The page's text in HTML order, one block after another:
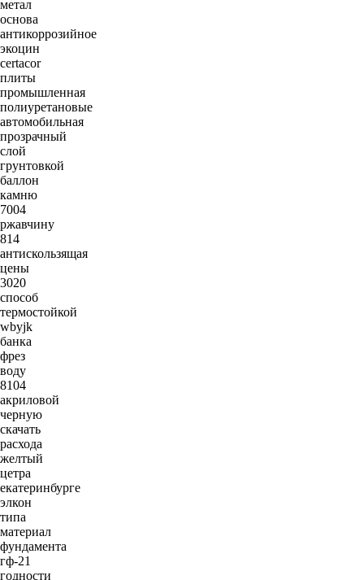
метал
основа
антикоррозийное
экоцин
certacor
плиты
промышленная
полиуретановые
автомобильная
прозрачный
слой
грунтовкой
баллон
камню
7004
ржавчину
814
антискользящая
цены
3020
способ
термостойкой
wbyjk
банка
фрез
воду
8104
акриловой
черную
скачать
расхода
желтый
цетра
екатеринбурге
элкон
типа
материал
фундамента
гф-21
годности